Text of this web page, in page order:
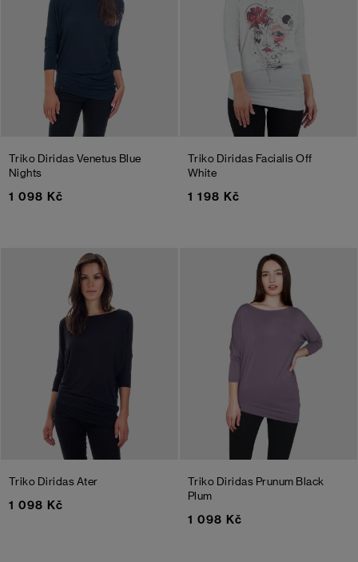
Triko Diridas Venetus Blue
Nights
1 098 Kč
Triko Diridas FacialisOff
White
1 198 Kč
Triko Diridas Ater
1 098 Kč
Triko Diridas Prunum Black
Plum
1 098 Kč